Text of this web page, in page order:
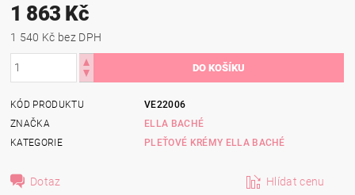
1 863 Kč
1 540 Kč bez DPH
KÓD PRODUKTU
VE22006
ZNAČKA
ELLA BACHÉ
KATEGORIE
PLEŤOVÉ KRÉMY ELLA BACHÉ
Dotaz Hlídat cenu